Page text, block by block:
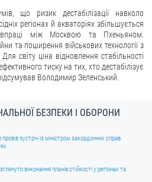
що ризик дестабілізації навколо
регіонах й акваторіях збільшується
між Москвою та Пхеньяном.
та поширення військових технології з
світу ціна відновлення стабільності
тиску на тих, хто дестабілізує
Володимир Зеленський.
БЕЗПЕКИ І ОБОРОНИ
зустріч із міністром закордонних справ
виконання планів стійкості у регіонах та